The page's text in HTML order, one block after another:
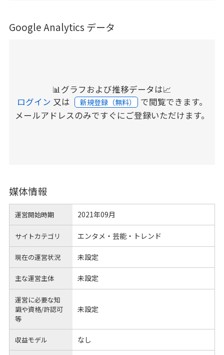
Google Analytics データ
📊グラフおよび推移データは📈
ログイン 又は 新規登録（無料） で閲覧できます。
メールアドレスのみですぐにご登録いただけます。
媒体情報
運営開始時期 2021年09月
サイトカテゴリ エンタメ・芸能・トレンド
現在の運営状況 未設定
主な運営主体 未設定
運営に必要な知
識や資格/許認可
等
未設定
収益モデル なし